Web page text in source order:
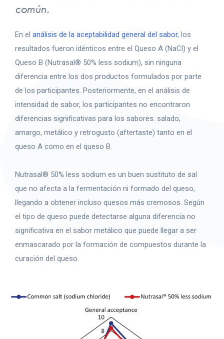
común.
En el análisis de la aceptabilidad general del sabor, los
resultados fueron idénticos entre el Queso A (NaCl) y el
Queso B (Nutrasal® 50% less sodium), sin ninguna
diferencia entre los dos productos formulados por parte
de los participantes. Posteriormente, en el análisis de
intensidad de sabor, los participantes no encontraron
diferencias significativas para los sabores: salado,
amargo, metálico y retrogusto (aftertaste) tanto en el
queso A como en el queso B.
Nutrasal® 50% less sodium es un buen sustituto de sal
que no afecta a la fermentación ni formado del queso,
llegando a obtener incluso quesos más cremosos. Según
el tipo de queso puede detectarse alguna diferencia no
significativa en el sabor metálico que puede llegar a ser
enmascarado por la formación de compuestos durante la
curación del queso.